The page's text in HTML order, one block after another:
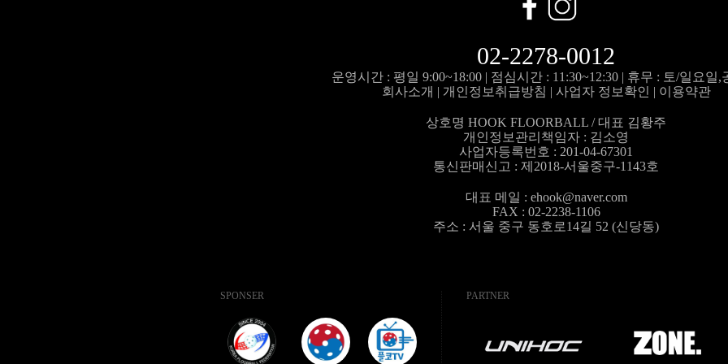
02-2278-0012
운영시간 : 평일 9:00~18:00 | 점심시간 : 11:30~12:30 | 휴무 : 토/일요일,
회사소개 | 개인정보취급방침 | 사업자 정보확인 | 이용약관
상호명 HOOK FLOORBALL / 대표 김황주
개인정보관리책임자 : 김소영
사업자등록번호 : 201-04-67301
통신판매신고 : 제2018-서울중구-1143호
대표 메일 : ehook@naver.com
FAX : 02-2238-1106
주소 : 서울 중구 동호로14길 52 (신당동)
SPONSER PARTNER